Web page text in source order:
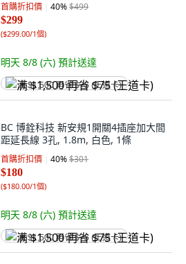
首購折扣價 40%$499
$299
($299.00/1個)
明天 8/8 (六) 預計送達
满 $1,500 再省 $75 (王道卡)
BC 博銓科技 新安規1開關4插座加大間
距延長線 3孔, 1.8m, 白色, 1條
首購折扣價 40%$301
$180
($180.00/1個)
明天 8/8 (六) 預計送達
满 $1,500 再省 $75 (王道卡)